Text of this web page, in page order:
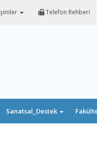
Telefon Rehberi
Sanatsal_Destek